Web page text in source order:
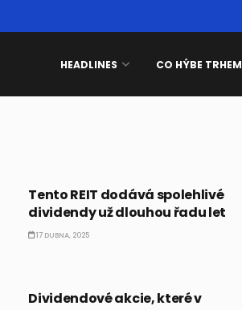
HEADLINES CO HÝBE TRHEM
Tento REIT dodává spolehlivé
dividendy už dlouhou řadu let
17 DUBNA, 2025
Dividendové akcie, které v